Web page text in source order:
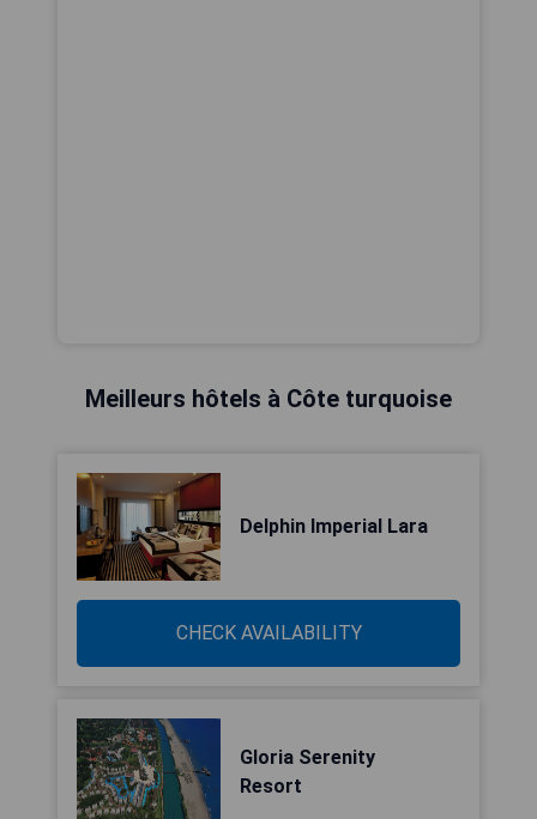
Meilleurs hôtels à Côte turquoise
Delphin Imperial Lara
CHECK AVAILABILITY
Gloria Serenity
Resort